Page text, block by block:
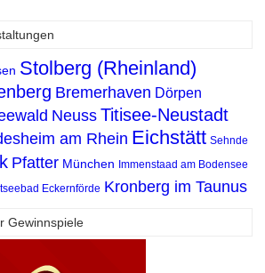
Stolberg (Rheinland)
Bremerhaven Dörpen
Neuss Titisee-Neustadt
am Rhein Eichstätt Sehnde
Pfatter München Immenstaad am Bodensee
Eckernförde Kronberg im Taunus
Gewinnspiele